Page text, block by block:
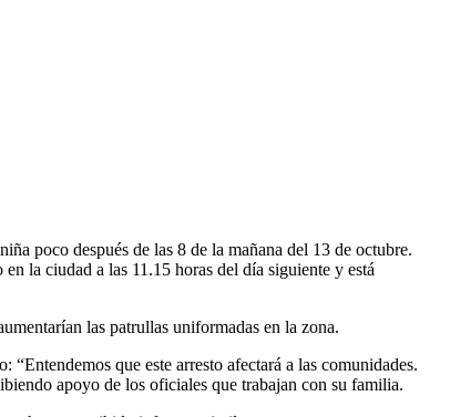
poco después de las 8 de la mañana del 13 de octubre.
la ciudad a las 11.15 horas del día siguiente y está
las patrullas uniformadas en la zona.
que este arresto afectará a las comunidades.
apoyo de los oficiales que trabajan con su familia.